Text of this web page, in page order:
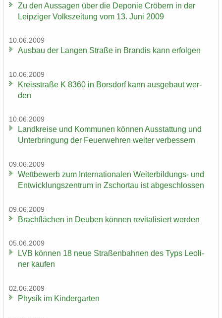
Zu den Aus­sa­gen über die De­po­nie Crö­bern in der
Leip­zi­ger Volks­zei­tung vom 13. Juni 2009
10.06.2009
Aus­bau der Lan­gen Stra­ße in Bran­dis kann er­fol­gen
10.06.2009
Kreis­stra­ße K 8360 in Bors­dorf kann aus­ge­baut wer­
den
10.06.2009
Land­krei­se und Kom­mu­nen kön­nen Aus­stat­tung und
Un­ter­brin­gung der Feu­er­weh­ren wei­ter ver­bes­sern
09.06.2009
Wett­be­werb zum In­ter­na­tio­na­len Weiterbildungs-​ und
Ent­wick­lungs­zen­trum in Zschor­tau ist ab­ge­schlos­sen
09.06.2009
Brach­flä­chen in Deu­ben kön­nen re­vi­ta­li­siert wer­den
05.06.2009
LVB kön­nen 18 neue Stra­ßen­bah­nen des Typs Leo­li­
ner kau­fen
02.06.2009
Phy­sik im Kin­der­gar­ten